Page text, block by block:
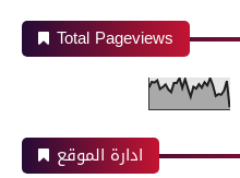
Total Pageviews
ادارة الموقع